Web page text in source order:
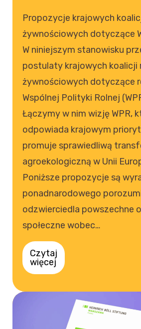
Propozycje krajowych
żywnościowych dotyczące
W niniejszym stanowisku
postulaty krajowych koalicji
żywnościowych dotyczące
Wspólnej Polityki Rolnej
Łączymy w nim wizję WPR,
odpowiada krajowym
promuje sprawiedliwą
agroekologiczną w Unii
Poniższe propozycje są
ponadnarodowego
odzwierciedla powszechne
społeczne wobec…
Czytaj
więcej